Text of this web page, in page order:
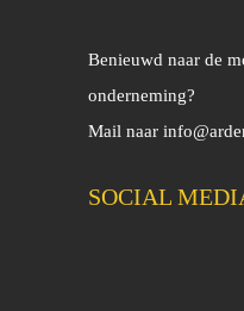
Benieuwd naar de
onderneming?
Mail naar
SOCIAL